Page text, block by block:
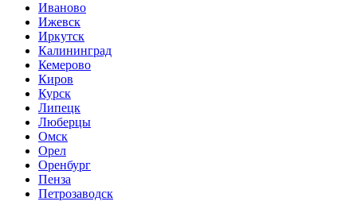
Иваново
Ижевск
Иркутск
Калининград
Кемерово
Киров
Курск
Липецк
Люберцы
Омск
Орел
Оренбург
Пенза
Петрозаводск